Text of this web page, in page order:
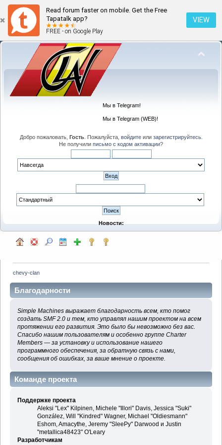
Read forum faster on mobile. Get the Free
Tapatalk app?
FREE - on Google Play
VIEW
Мы в Telegram!
Мы в Telegram (WEB)!
Добро пожаловать, Гость. Пожалуйста, войдитеили зарегистрируйтесь.
Не получили письмо с кодом активации?
Новости:
chevy-clan
Благодарности
Simple Machines выражает благодарность всем, кто помог
создать SMF 2.0 и тем, кто управлял нашим проектом на всем
протяжении его развития. Это было бы невозможно без вас.
Спасибо нашим пользователям и особенно группе Charter
Members — за установку и использование нашего
программного обеспечения, за обратную связь с нами,
сообщения об ошибках, за ваше мнение о проекте.
Команде проекта
Поддержке проекта
Aleksi "Lex" Kilpinen, Michele "Illori" Davis, Jessica "Suki"
González, Will "Kindred" Wagner, Michael "Oldiesmann"
Eshom, Amacythe, Jeremy "SleePy" Darwood и Justin
"metallica48423" O'Leary
Разработчикам